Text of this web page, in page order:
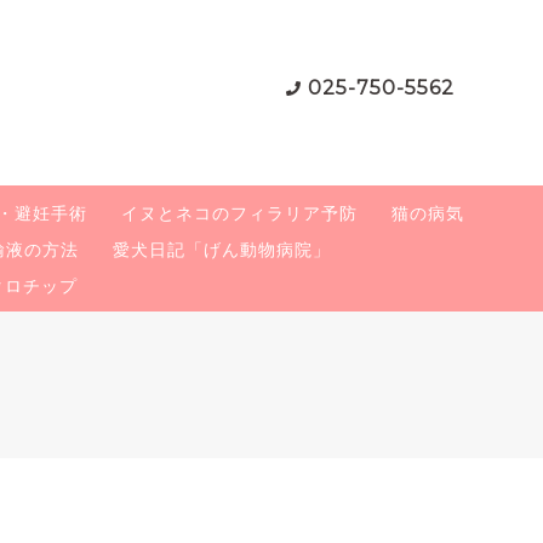
025-750-5562
避妊手術 イヌとネコのフィラリア予防
猫の病気
液の方法
愛犬日記「げん動物病院」
ロチップ